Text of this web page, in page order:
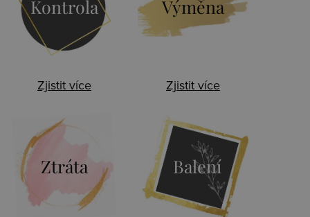
Kontrola
Zjistit více
Výměna
Zjistit více
Ztráta Balení